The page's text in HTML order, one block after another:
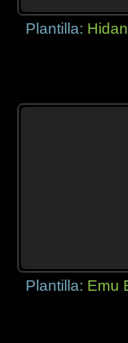
Plantilla:
Plantilla: Emu